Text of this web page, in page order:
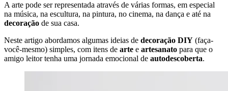
A arte pode ser representada através de várias formas, em especial
na música, na escultura, na pintura, no cinema, na dança e até na
decoração de sua casa.
Neste artigo abordamos algumas ideias de decoração DIY (faça-
você-mesmo) simples, com itens de arte e artesanato para que o
amigo leitor tenha uma jornada emocional de autodescoberta.